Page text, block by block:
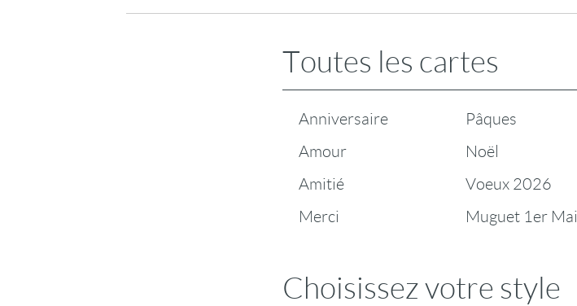
Toutes les cartes
Anniversaire
Amour
Amitié
Merci
Pâques
Noël
Voeux 2026
Muguet 1er Mai
Choisissez votre style